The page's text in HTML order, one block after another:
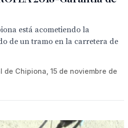
está acometiendo la
de un tramo en la carretera de
Chipiona, 15 de noviembre de